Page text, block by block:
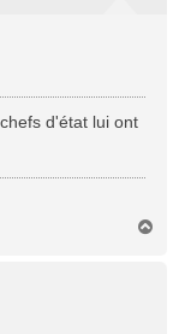
d'état lui ont